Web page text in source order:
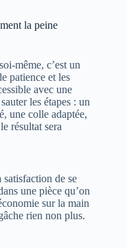
la peine
même, c’est un
patience et les
avec une
les étapes : un
une colle adaptée,
résultat sera
satisfaction de se
une pièce qu’on
sur la main
rien non plus.